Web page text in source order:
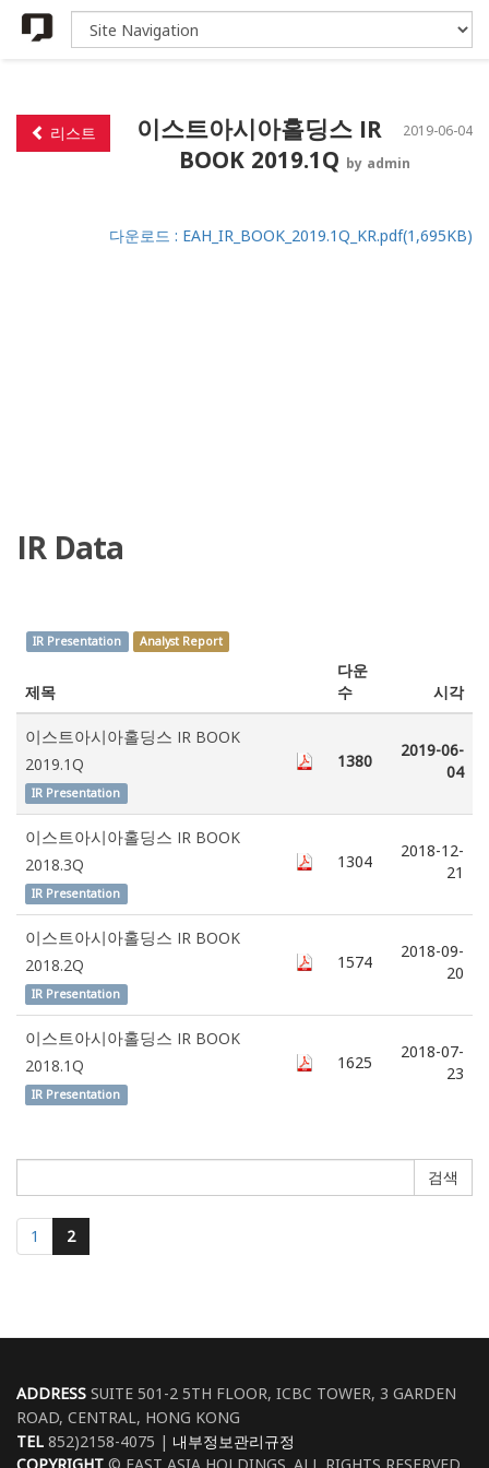
2019-06-04
리스트
이스트아시아홀딩스 IR
BOOK 2019.1Q by admin
다운로드 : EAH_IR_BOOK_2019.1Q_KR.pdf(1,695KB)
IR Data
IR Presentation Analyst Report
제목
다운
수
시각
이스트아시아홀딩스 IR BOOK
2019.1Q
IR Presentation
1380
2019-06-
04
이스트아시아홀딩스 IR BOOK
2018.3Q
IR Presentation
1304
2018-12-
21
이스트아시아홀딩스 IR BOOK
2018.2Q
IR Presentation
1574
2018-09-
20
이스트아시아홀딩스 IR BOOK
2018.1Q
IR Presentation
1625
2018-07-
23
검색
1 2
ADDRESS SUITE 501-2 5TH FLOOR, ICBC TOWER, 3 GARDEN
ROAD, CENTRAL, HONG KONG
TEL 852)2158-4075 | 내부정보관리규정